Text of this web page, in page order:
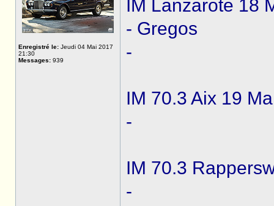
Enregistré le: Jeudi 04 Mai 2017
21:30
Messages: 939
IM Lanzarote 18
- Gregos
-
IM 70.3 Aix 19
-
IM 70.3
-